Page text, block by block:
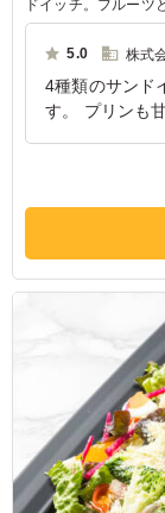
ドイッチ。フルーツ
イッチ弁当です。
5.0 株式
4種類のサンド
す。 プリンも